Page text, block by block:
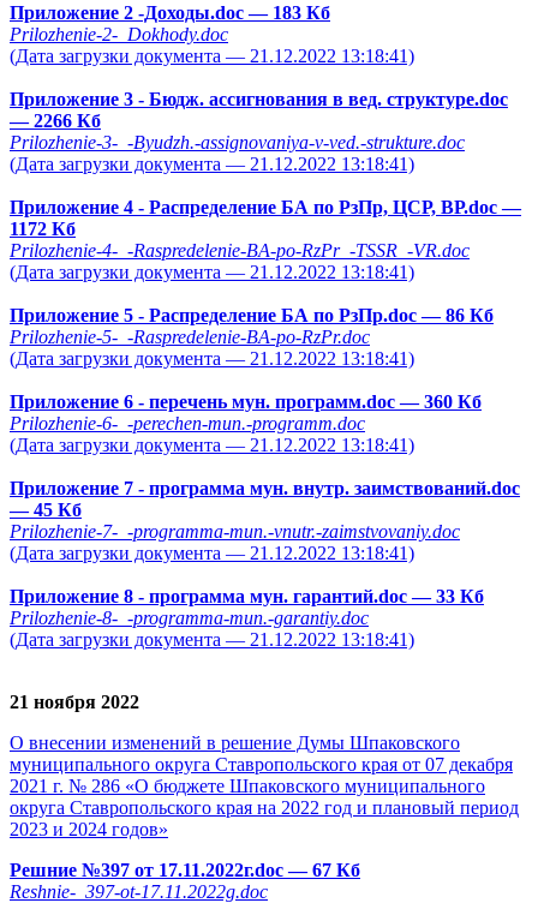
Приложение 2 -Доходы.doc— 183 Кб
Prilozhenie-2-_Dokhody.doc
(Дата загрузки документа — 21.12.2022 13:18:41)
Приложение 3 - Бюдж. ассигнования в вед. структуре.doc
— 2266 Кб
Prilozhenie-3-_-Byudzh.-assignovaniya-v-ved.-strukture.doc
(Дата загрузки документа — 21.12.2022 13:18:41)
Приложение 4 - Распределение БА по РзПр, ЦСР, ВР.doc—
1172 Кб
Prilozhenie-4-_-Raspredelenie-BA-po-RzPr_-TSSR_-VR.doc
(Дата загрузки документа — 21.12.2022 13:18:41)
Приложение 5 - Распределение БА по РзПр.doc— 86 Кб
Prilozhenie-5-_-Raspredelenie-BA-po-RzPr.doc
(Дата загрузки документа — 21.12.2022 13:18:41)
Приложение 6 - перечень мун. программ.doc— 360 Кб
Prilozhenie-6-_-perechen-mun.-programm.doc
(Дата загрузки документа — 21.12.2022 13:18:41)
Приложение 7 - программа мун. внутр. заимствований.doc
— 45 Кб
Prilozhenie-7-_-programma-mun.-vnutr.-zaimstvovaniy.doc
(Дата загрузки документа — 21.12.2022 13:18:41)
Приложение 8 - программа мун. гарантий.doc— 33 Кб
Prilozhenie-8-_-programma-mun.-garantiy.doc
(Дата загрузки документа — 21.12.2022 13:18:41)
21 ноября 2022
О внесении изменений в решение Думы Шпаковского
муниципального округа Ставропольского края от 07 декабря
2021 г. № 286 «О бюджете Шпаковского муниципального
округа Ставропольского края на 2022 год и плановый период
2023 и 2024 годов»
Решние №397 от 17.11.2022г.doc— 67 Кб
Reshnie-_397-ot-17.11.2022g.doc